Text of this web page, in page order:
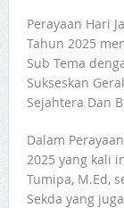
Perayaan Hari
Tahun 2025
Sub Tema
Sukseskan
Sejahtera Dan
Dalam
2025 yang kali
Tumipa, M.Ed,
Sekda yang